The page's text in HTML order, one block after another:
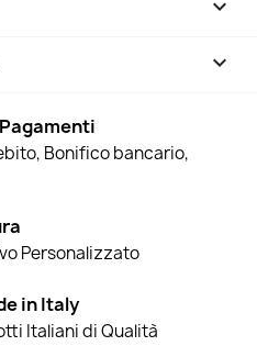

keyboard_arrow_down
Bonifico bancario,
Personalizzato
in Italy
Italiani di Qualità